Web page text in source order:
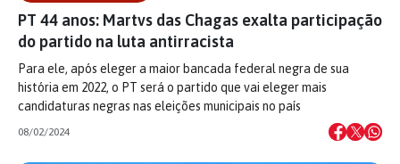
PT 44 anos: Martvs das Chagas exalta participação
do partido na luta antirracista
Para ele, após eleger a maior bancada federal negra de sua
história em 2022, o PT será o partido que vai eleger mais
candidaturas negras nas eleições municipais no país
08/02/2024